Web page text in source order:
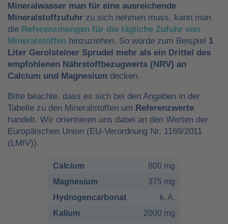
Mineralwasser man für eine ausreichende
Mineralstoffzufuhr zu sich nehmen muss, kann man
die Referenzmengen für die tägliche Zufuhr von
Mineralstoffen hinzuziehen. So würde zum Beispiel 1
Liter Gerolsteiner Sprudel mehr als ein Drittel des
empfohlenen Nährstoffbezugwerts (NRV) an
Calcium und Magnesium decken.
Bitte beachte, dass es sich bei den Angaben in der
Tabelle zu den Mineralstoffen um Referenzwerte
handelt. Wir orientieren uns dabei an den Werten der
Europäischen Union (EU-Verordnung Nr. 1169/2011
(LMIV)).
Calcium
800 mg
Magnesium
375 mg
Hydrogencarbonat
k. A.
Kalium
2000 mg